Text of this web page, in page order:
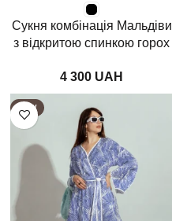
Сукня комбінація Мальдіви
з відкритою спинкою горох
UAH
NEW